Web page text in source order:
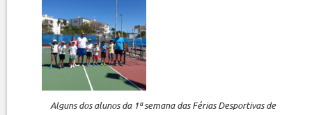
Alguns dos alunos da 1ª semana das Férias Desportivas de